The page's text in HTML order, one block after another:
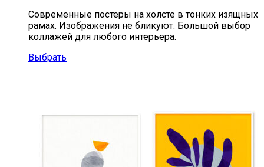
Современные постеры на холсте в тонких изящных
рамах. Изображения не бликуют. Большой выбор
коллажей для любого интерьера.
Выбрать